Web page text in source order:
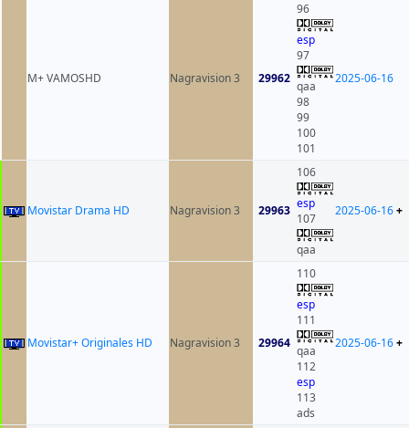
M+ VAMOSHD Nagravision 3 29962
96
esp
97
qaa
98
99
100
101
2025-06-16
Movistar Drama HD Nagravision 3 29963
106
esp
107
qaa
2025-06-16+
Movistar+ Originales HD Nagravision 3 29964
110
esp
111
qaa
112
esp
113
ads
2025-06-16+